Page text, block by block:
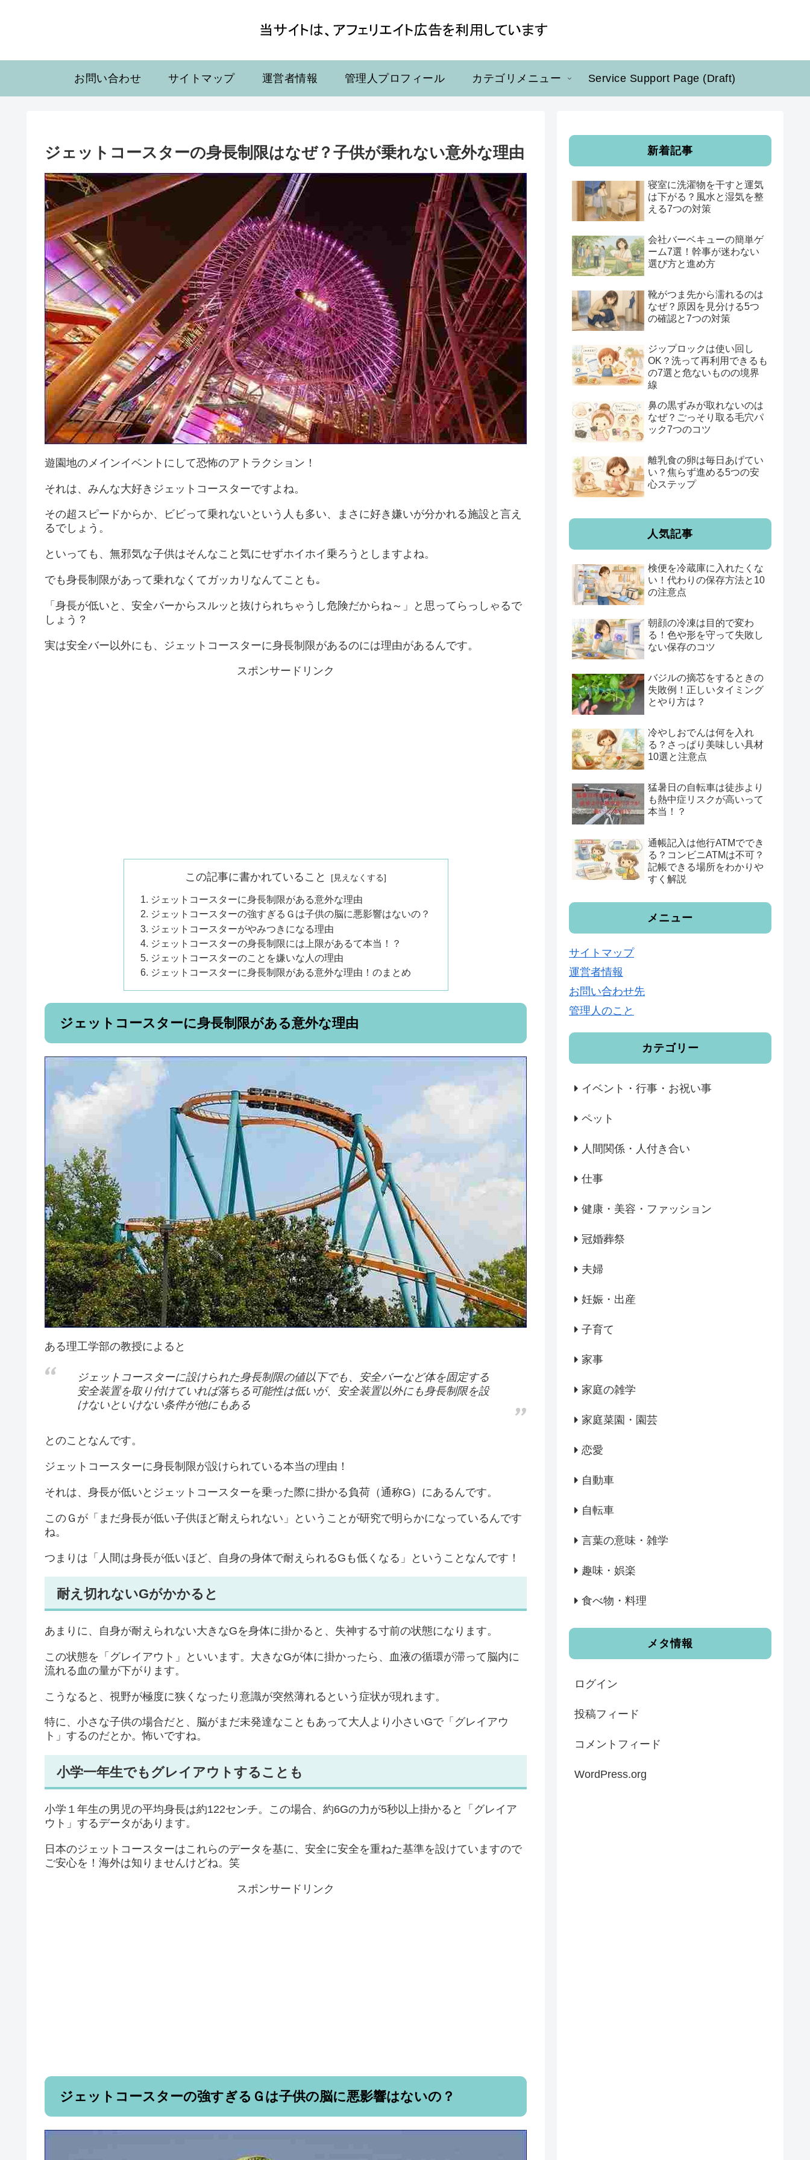
お問い合わせ サイトマップ 運営者情報 管理人プロフィール カテゴリメニュー Service Support Page (Draft)
ジェットコースターの身長制限はなぜ？子供が乗れない意外な理由
遊園地のメインイベントにして恐怖のアトラクション！
それは、みんな大好きジェットコースターですよね。
その超スピードからか、ビビって乗れないという人も多い、まさに好き嫌いが分かれる施設と言え
るでしょう。
といっても、無邪気な子供はそんなこと気にせずホイホイ乗ろうとしますよね。
でも身長制限があって乗れなくてガッカリなんてことも｡
「身長が低いと、安全バーからスルッと抜けられちゃうし危険だからね～」と思ってらっしゃるで
しょう？
実は安全バー以外にも、ジェットコースターに身長制限があるのには理由があるんです。
スポンサードリンク
この記事に書かれていること
ジェットコースターに身長制限がある意外な理由
ジェットコースターの強すぎるＧは子供の脳に悪影響はないの？
ジェットコースターがやみつきになる理由
ジェットコースターの身長制限には上限があるて本当！？
ジェットコースターのことを嫌いな人の理由
ジェットコースターに身長制限がある意外な理由！のまとめ
ジェットコースターに身長制限がある意外な理由
ある理工学部の教授によると
ジェットコースターに設けられた身長制限の値以下でも、安全バーなど体を固定する
安全装置を取り付けていれば落ちる可能性は低いが、安全装置以外にも身長制限を設
けないといけない条件が他にもある
とのことなんです。
ジェットコースターに身長制限が設けられている本当の理由！
それは、身長が低いとジェットコースターを乗った際に掛かる負荷（通称G）にあるんです。
このＧが「まだ身長が低い子供ほど耐えられない」ということが研究で明らかになっているんです
ね。
つまりは「人間は身長が低いほど、自身の身体で耐えられるGも低くなる」ということなんです！
耐え切れないGがかかると
あまりに、自身が耐えられない大きなGを身体に掛かると、失神する寸前の状態になります。
この状態を「グレイアウト」といいます。大きなGが体に掛かったら、血液の循環が滞って脳内に
流れる血の量が下がります。
こうなると、視野が極度に狭くなったり意識が突然薄れるという症状が現れます。
特に、小さな子供の場合だと、脳がまだ未発達なこともあって大人より小さいGで「グレイアウ
ト」するのだとか。怖いですね。
小学一年生でもグレイアウトすることも
小学１年生の男児の平均身長は約122センチ。この場合、約6Gの力が5秒以上掛かると「グレイア
ウト」するデータがあります。
日本のジェットコースターはこれらのデータを基に、安全に安全を重ねた基準を設けていますので
ご安心を！海外は知りませんけどね。笑
スポンサードリンク
ジェットコースターの強すぎるＧは子供の脳に悪影響はないの？
新着記事
寝室に洗濯物を干すと運気
は下がる？風水と湿気を整
える7つの対策
会社バーベキューの簡単ゲ
ーム7選！幹事が迷わない
選び方と進め方
靴がつま先から濡れるのは
なぜ？原因を見分ける5つ
の確認と7つの対策
ジップロックは使い回し
OK？洗って再利用できるも
の7選と危ないものの境界
線
鼻の黒ずみが取れないのは
なぜ？ごっそり取る毛穴パ
ック7つのコツ
離乳食の卵は毎日あげてい
い？焦らず進める5つの安
心ステップ
人気記事
検便を冷蔵庫に入れたくな
い！代わりの保存方法と10
の注意点
朝顔の冷凍は目的で変わ
る！色や形を守って失敗し
ない保存のコツ
バジルの摘芯をするときの
失敗例！正しいタイミング
とやり方は？
冷やしおでんは何を入れ
る？さっぱり美味しい具材
10選と注意点
猛暑日の自転車は徒歩より
も熱中症リスクが高いって
本当！？
通帳記入は他行ATMででき
る？コンビニATMは不可？
記帳できる場所をわかりや
すく解説
メニュー
サイトマップ
運営者情報
お問い合わせ先
管理人のこと
カテゴリー
イベント・行事・お祝い事
ペット
人間関係・人付き合い
仕事
健康・美容・ファッション
冠婚葬祭
夫婦
妊娠・出産
子育て
家事
家庭の雑学
家庭菜園・園芸
恋愛
自動車
自転車
言葉の意味・雑学
趣味・娯楽
食べ物・料理
メタ情報
ログイン
投稿フィード
コメントフィード
WordPress.org